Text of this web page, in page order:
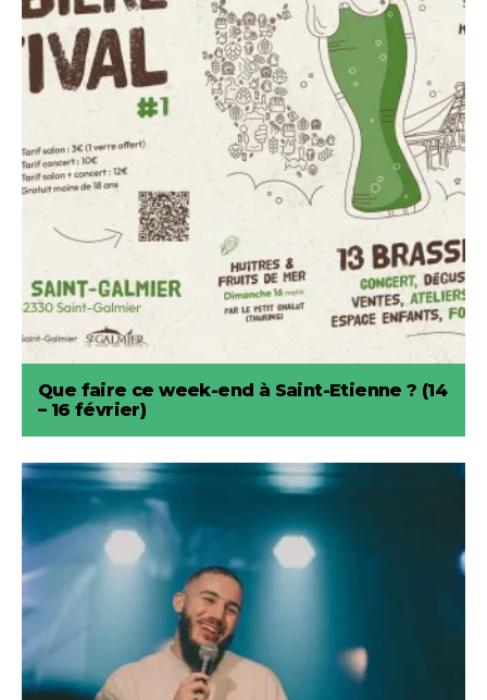
Que faire ce week-end à Saint-Etienne ? (14
– 16 février)